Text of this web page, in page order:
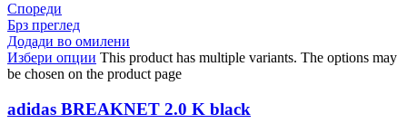
Спореди
Брз преглед
Додади во омилени
Избери опции This product has multiple variants. The options may
be chosen on the product page
adidas BREAKNET 2.0 K black